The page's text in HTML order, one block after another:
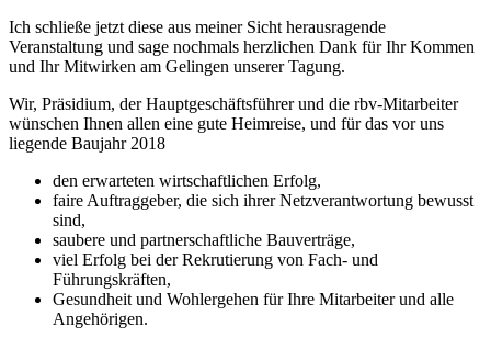
Ich schließe jetzt diese aus meiner Sicht herausragende
Veranstaltung und sage nochmals herzlichen Dank für Ihr Kommen
und Ihr Mitwirken am Gelingen unserer Tagung.
Wir, Präsidium, der Hauptgeschäftsführer und die rbv-Mitarbeiter
wünschen Ihnen allen eine gute Heimreise, und für das vor uns
liegende Baujahr 2018
den erwarteten wirtschaftlichen Erfolg,
faire Auftraggeber, die sich ihrer Netzverantwortung bewusst
sind,
saubere und partnerschaftliche Bauverträge,
viel Erfolg bei der Rekrutierung von Fach- und
Führungskräften,
Gesundheit und Wohlergehen für Ihre Mitarbeiter und alle
Angehörigen.